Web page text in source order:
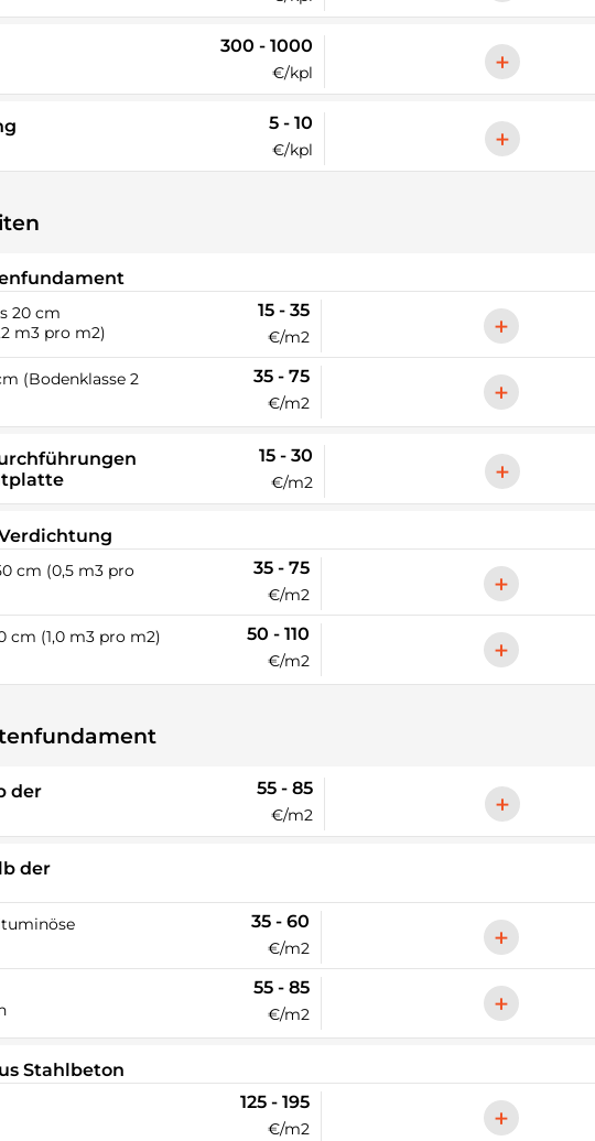
300 - 1000
€/kpl +
5 - 10
€/kpl +
20 cm
m3 pro m2)
15 - 35
€/m2 +
(Bodenklasse 2
35 - 75
€/m2 +
15 - 30
€/m2 +
cm (0,5 m3 pro
35 - 75
€/m2 +
cm (1,0 m3 pro m2) 50 - 110
€/m2 +
der
55 - 85
€/m2 +
der
35 - 60
€/m2 +
55 - 85
€/m2 +
Stahlbeton
125 - 195
€/m2 +